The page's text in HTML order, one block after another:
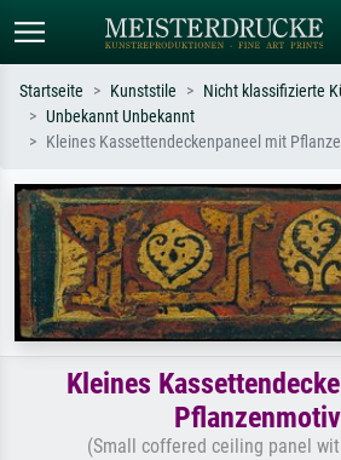
Standardsuche
oder Stilen – z.B. Monet,
Sternennacht, Impressionismus, Welle
Hokusai, Akt.
Wiese,
Startseite Kunststile
Nicht klassifizierte
Unbekannt Unbekannt
Kleines Kassettendeckenpaneel mit
Kleines
(Small coffered ceiling panel